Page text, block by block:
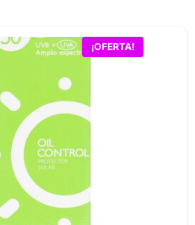
¡OFERTA!